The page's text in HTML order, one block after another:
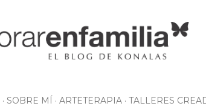
SOBRE MÍ ARTETERAPIA TALLERES